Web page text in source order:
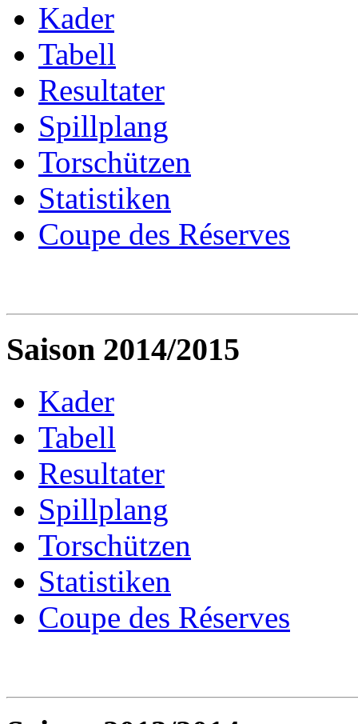
Kader
Tabell
Resultater
Spillplang
Torschützen
Statistiken
Coupe des Réserves
Saison 2014/2015
Kader
Tabell
Resultater
Spillplang
Torschützen
Statistiken
Coupe des Réserves